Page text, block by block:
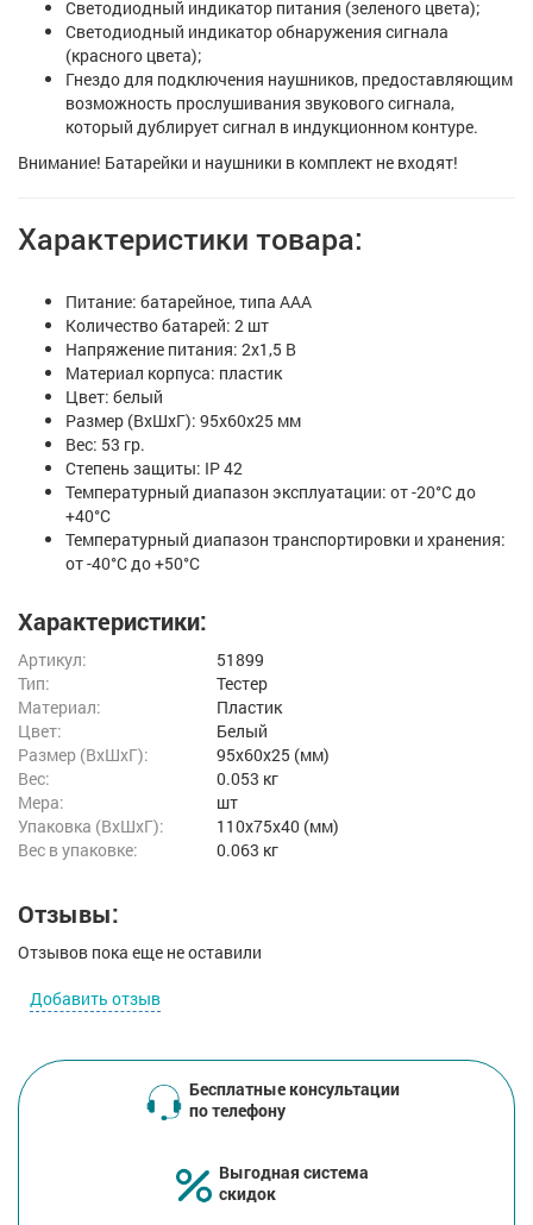
Светодиодный индикатор питания (зеленого цвета);
Светодиодный индикатор обнаружения сигнала
(красного цвета);
Гнездо для подключения наушников, предоставляющим
возможность прослушивания звукового сигнала,
который дублирует сигнал в индукционном контуре.
Внимание! Батарейки и наушники в комплект не входят!
Характеристики товара:
Питание: батарейное, типа ААА
Количество батарей: 2 шт
Напряжение питания: 2x1,5 В
Материал корпуса: пластик
Цвет: белый
Размер (ВхШхГ): 95x60x25 мм
Вес: 53 гр.
Степень защиты: IP 42
Температурный диапазон эксплуатации: от -20°C до
+40°C
Температурный диапазон транспортировки и хранения:
от -40°C до +50°C
Характеристики:
Артикул:
51899
Тип:
Тестер
Материал:
Пластик
Цвет:
Белый
Размер (ВxШxГ):
95x60x25 (мм)
Вес:
0.053 кг
Мера:
шт
Упаковка (ВхШхГ):
110x75x40 (мм)
Вес в упаковке:
0.063 кг
Отзывы:
Отзывов пока еще не оставили
Добавить отзыв
Бесплатные консультации
по телефону
Выгодная система
скидок